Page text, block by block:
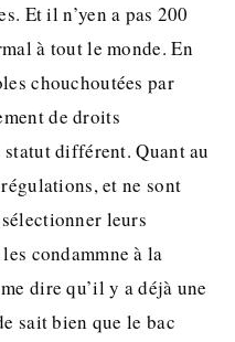
Et il n’yen a pas 200
à tout le monde. En
chouchoutées par
de droits
différent. Quant au
et ne sont
leurs
condammne à la
dire qu’il y a déjà une
sait bien que le bac